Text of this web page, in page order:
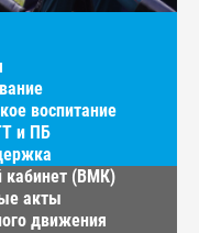
воспитание
и ПБ
кабинет (ВМК)
акты
движения